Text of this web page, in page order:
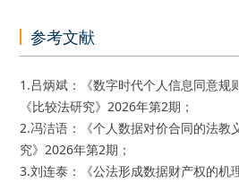
参考文献
1.吕炳斌：《数字时代个人信息同意规
《比较法研究》2026年第2期；
2.冯洁语：《个人数据对价合同的法教
究》2026年第2期；
3.刘连泰：《公法形成数据财产权的机